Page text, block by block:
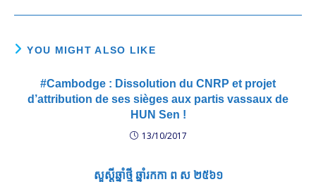
YOU MIGHT ALSO LIKE
#Cambodge : Dissolution du CNRP et projet
d’attribution de ses sièges aux partis vassaux de
HUN Sen !
13/10/2017
សួស្ដីឆ្នាំថ្មី ឆ្នាំរកកា ព ស ២៥៦១